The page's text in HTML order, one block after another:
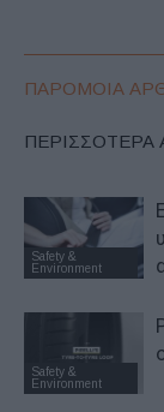
ΠΑΡΟΜΟΙΑ
Safety &
Environment
Safety &
Environment